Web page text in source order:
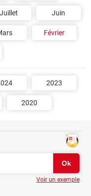
Juillet Juin
Février
2023
2020
Voir un exemple